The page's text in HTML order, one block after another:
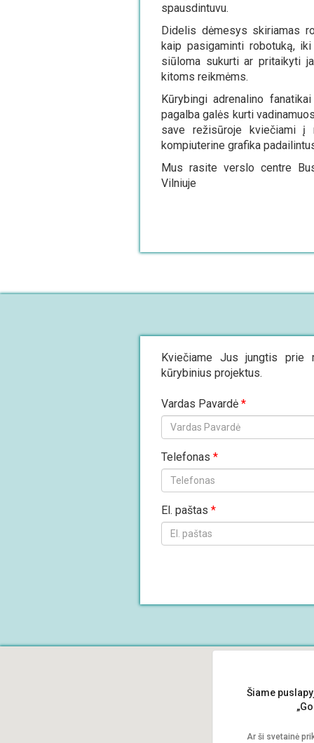
spausdintuvu.
Didelis dėmesys skiriamas
kaip pasigaminti robotuką,
siūloma sukurti ar pritaikyti
kitoms reikmėms.
Kūrybingi adrenalino
pagalba galės kurti
save režisūroje kviečiami į
kompiuterine grafika
Mus rasite verslo centre
Vilniuje
Kviečiame Jus jungtis prie
kūrybinius projektus.
Vardas Pavardė *
Telefonas *
El. paštas *
Šiame
Ar ši svetainė